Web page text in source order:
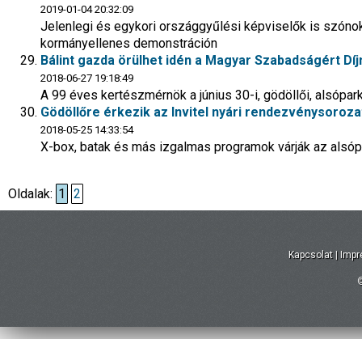
2019-01-04 20:32:09
Jelenlegi és egykori országgyűlési képviselők is
kormányellenes demonstráción
Bálint gazda örülhet idén a Magyar Szabadságért
2018-06-27 19:18:49
A 99 éves kertészmérnök a június 30-i, gödöllői,
Gödöllőre érkezik az Invitel nyári
2018-05-25 14:33:54
X-box, batak és más izgalmas programok várják az
Oldalak: 1 2
Kapcsolat |